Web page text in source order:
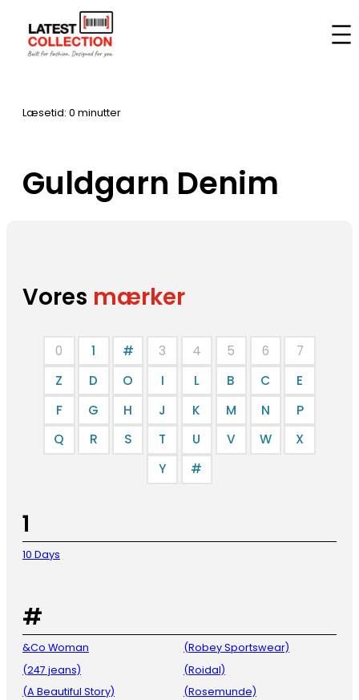
indhold
Hjem– Mærker–
Læsetid: 0 minutter
Guldgarn Denim
Vores mærker
0 1 # 3 4 5 6
7
Z
D O I L B C
E
F
G H J K M N
P
Q
R S T U V W
X
Y
#
1
10 Days
#
&Co Woman
(247 jeans)
(A Beautiful Story)
(Robey Sportswear)
(Roidal)
(Rosemunde)